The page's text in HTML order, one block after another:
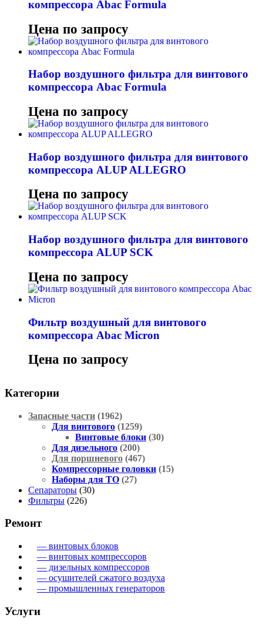
компрессора Abac Formula
Цена по запросу
Набор воздушного фильтра для винтового
компрессора Abac Formula
Цена по запросу
Набор воздушного фильтра для винтового
компрессора ALUP ALLEGRO
Цена по запросу
Набор воздушного фильтра для винтового
компрессора ALUP SCK
Цена по запросу
Фильтр воздушный для винтового
компрессора Abac Micron
Цена по запросу
Категории
Запасные части (1962)
Для винтового (1259)
Винтовые блоки (30)
Для дизельного (200)
Для поршневого (467)
Компрессорные головки (15)
Наборы для ТО (27)
Сепараторы (30)
Фильтры (226)
Ремонт
— винтовых блоков
— винтовых компрессоров
— дизельных компрессоров
— осушителей сжатого воздуха
— промышленных генераторов
Услуги